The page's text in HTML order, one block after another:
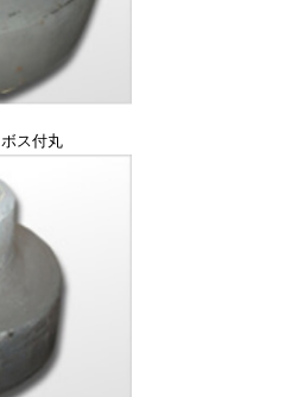
ボス付丸